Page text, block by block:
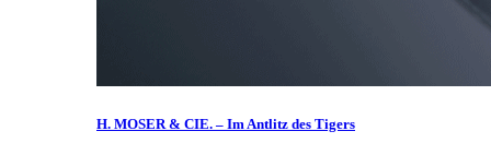
H. MOSER & CIE. – Im Antlitz des Tigers